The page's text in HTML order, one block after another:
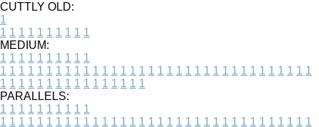
CUTTLY OLD:
1
1 1 1 1 1 1 1 1 1 1
MEDIUM:
1 1 1 1 1 1 1 1 1 1
1 1 1 1 1 1 1 1 1 1 1 1 1 1 1 1 1 1 1 1 1 1 1 1 1 1 1 1 1 1 1 1 1 1
1 1 1 1 1 1 1 1 1 1 1 1 1 1 1 1
PARALLELS:
1 1 1 1 1 1 1 1 1 1
1 1 1 1 1 1 1 1 1 1 1 1 1 1 1 1 1 1 1 1 1 1 1 1 1 1 1 1 1 1 1 1 1 1